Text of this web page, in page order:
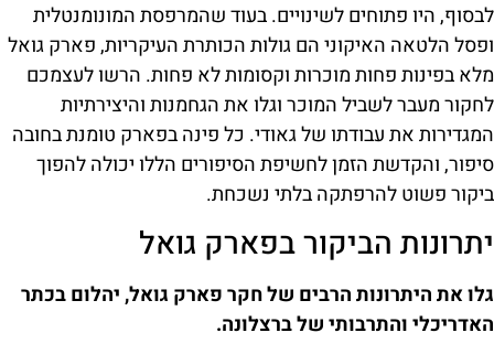
לבסוף, היו פתוחים לשינויים. בעוד שהמרפסת המונומנטלית
ופסל הלטאה האיקוני הם גולות הכותרת העיקריות, פארק גואל
מלא בפינות פחות מוכרות וקסומות לא פחות. הרשו לעצמכם
לחקור מעבר לשביל המוכר וגלו את הגחמנות והיצירתיות
המגדירות את עבודתו של גאודי. כל פינה בפארק טומנת בחובה
סיפור, והקדשת הזמן לחשיפת הסיפורים הללו יכולה להפוך
ביקור פשוט להרפתקה בלתי נשכחת.
יתרונות הביקור בפארק גואל
גלו את היתרונות הרבים של חקר פארק גואל, יהלום בכתר
האדריכלי והתרבותי של ברצלונה.